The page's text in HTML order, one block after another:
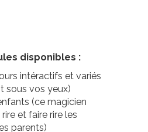
disponibles :
intéractifs et variés
sous vos yeux)
(ce magicien
et faire rire les
parents)